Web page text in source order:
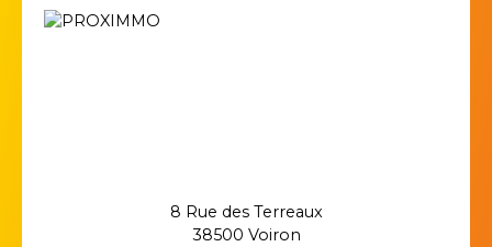
8 Rue des Terreaux
38500 Voiron